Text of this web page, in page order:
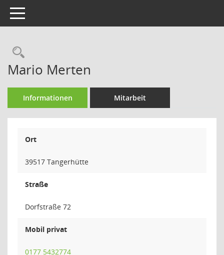
Toggle navigation
Rechercheauswahl
Mario Merten
Informationen Mitarbeit
Ort
39517 Tangerhütte
Straße
Dorfstraße 72
Mobil privat
0177 5432774